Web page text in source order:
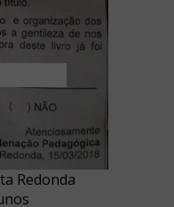
Redonda